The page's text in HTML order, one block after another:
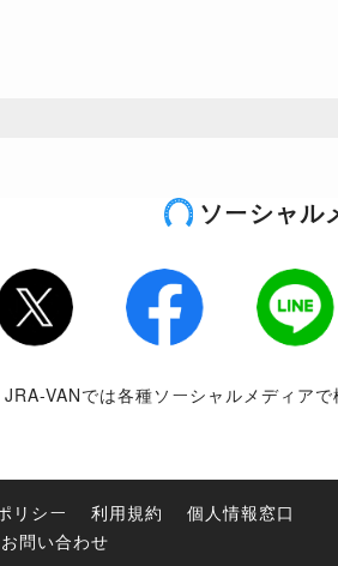
ソーシャル
Twitter Facebook LINE
JRA-VANでは各種ソーシャルメディアで
リシー 利用規約
個人情報窓口
お問い合わせ